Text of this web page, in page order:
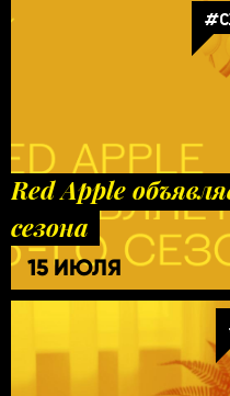
Red Apple
сезона
15 ИЮЛЯ